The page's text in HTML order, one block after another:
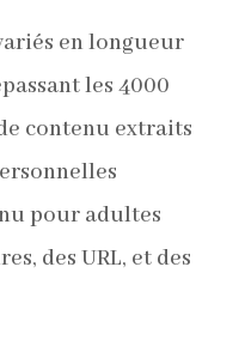
en longueur
les 4000
contenu extraits
pour adultes
des URL, et des